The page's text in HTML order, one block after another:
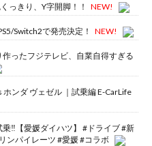
っきり、Y字開脚！！ NEW!
Switch2で発売決定！ NEW!
ったフジテレビ、自業自得すぎる
ホンダ ヴェゼル ｜試乗編 E-CarLife
乗‼️【愛媛ダイハツ】 #ドライブ #新
ンパイレーツ #愛媛 #コラボ